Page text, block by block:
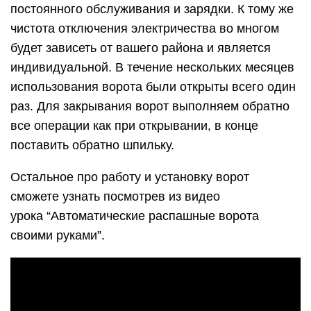
постоянного обслуживания и зарядки. К тому же
чистота отключения электричества во многом
будет зависеть от вашего района и является
индивидуальной. В течение нескольких месяцев
использования ворота были открыты всего один
раз. Для закрывания ворот выполняем обратно
все операции как при открывании, в конце
поставить обратно шпильку.
Остальное про работу и установку ворот
сможете узнать посмотрев из видео
урока “Автоматические распашные ворота
своими руками”.